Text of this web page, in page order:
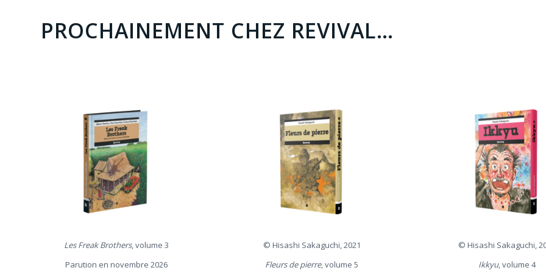
PROCHAINEMENT CHEZ REVIVAL…
Les Freak Brothers, volume 3
Parution en novembre 2026
© Hisashi Sakaguchi, 2021
Fleurs de pierre, volume 5
© Hisashi Sakaguchi,
Ikkyu, volume 4